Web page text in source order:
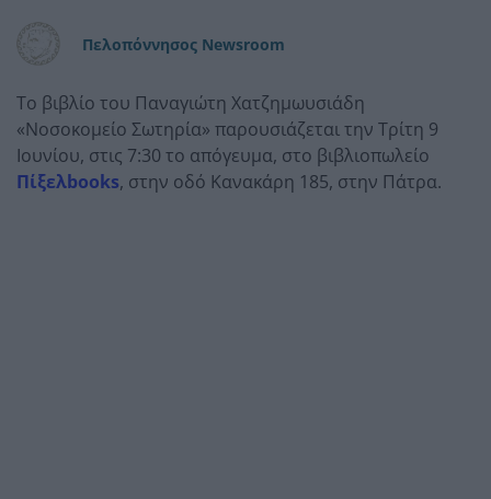
Πελοπόννησος Newsroom
Το βιβλίο του Παναγιώτη Χατζημωυσιάδη
«Νοσοκομείο Σωτηρία» παρουσιάζεται την Τρίτη 9
Ιουνίου, στις 7:30 το απόγευμα, στο βιβλιοπωλείο
Πίξελbooks, στην οδό Κανακάρη 185, στην Πάτρα.